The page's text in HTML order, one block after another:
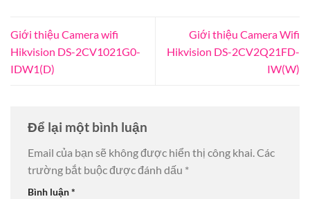
Giới thiệu Camera wifi
Hikvision DS-2CV1021G0-
IDW1(D)
Giới thiệu Camera Wifi
Hikvision DS-2CV2Q21FD-
IW(W)
Để lại một bình luận
Email của bạn sẽ không được hiển thị công khai.Các
trường bắt buộc được đánh dấu *
Bình luận*